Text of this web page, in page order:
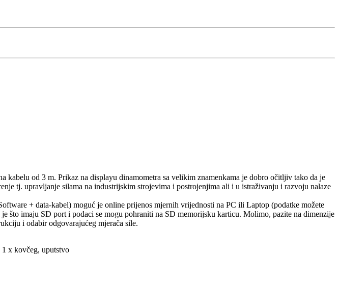
od 3 m. Prikaz na displayu dinamometra sa velikim znamenkama je dobro očitljiv tako da je
tj. upravljanje silama na industrijskim strojevima i postrojenjima ali i u istraživanju i razvoju nalaze
+ data-kabel) moguć je online prijenos mjernih vrijednosti na PC ili Laptop (podatke možete
što imaju SD port i podaci se mogu pohraniti na SD memorijsku karticu. Molimo, pazite na dimenzije
i odabir odgovarajućeg mjerača sile.
x kovčeg, uputstvo